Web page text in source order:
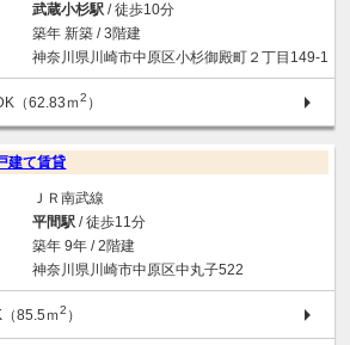
武蔵小杉駅/ 徒歩10分
築年 新築 / 3階建
神奈川県川崎市中原区小杉御殿町２丁目149-1
（62.83ｍ2 ）
建て賃貸
ＪＲ南武線
平間駅/ 徒歩11分
築年 9年 / 2階建
神奈川県川崎市中原区中丸子522
85.5ｍ2 ）